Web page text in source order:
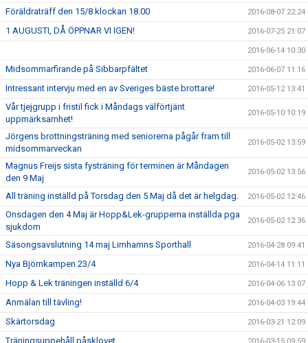
Föräldraträff den 15/8 klockan 18.00 2016-08-07 22:24
1 AUGUSTI, DÅ ÖPPNAR VI IGEN! 2016-07-25 21:07
2016-06-14 10:30
Midsommarfirande på Sibbarpfältet 2016-06-07 11:16
Intressant intervju med en av Sveriges bäste brottare! 2016-05-12 13:41
Vår tjejgrupp i fristil fick i Måndags välförtjänt
uppmärksamhet!
2016-05-10 10:19
Jörgens brottningsträning med seniorerna pågår fram till
midsommarveckan
2016-05-02 13:59
Magnus Freijs sista fysträning för terminen är Måndagen
den 9 Maj
2016-05-02 13:56
All träning inställd på Torsdag den 5 Maj då det är helgdag. 2016-05-02 12:46
Onsdagen den 4 Maj är Hopp&Lek-grupperna inställda pga
sjukdom
2016-05-02 12:36
Säsongsavslutning 14 maj Limhamns Sporthall 2016-04-28 09:41
Nya Björnkampen 23/4 2016-04-14 11:11
Hopp & Lek träningen inställd 6/4 2016-04-06 13:07
Anmälan till tävling! 2016-04-03 19:44
Skärtorsdag 2016-03-21 12:09
Träningsuppehåll påsklovet